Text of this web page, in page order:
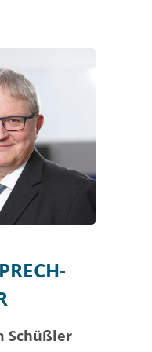
Schüßler